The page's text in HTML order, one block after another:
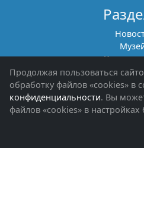
Книги
Обращения
Помощь участникам
Об
Наши
Продолжая пользоваться
обработку файлов «cookies» в
конфиденциальности. Вы
файлов «cookies» в настройках